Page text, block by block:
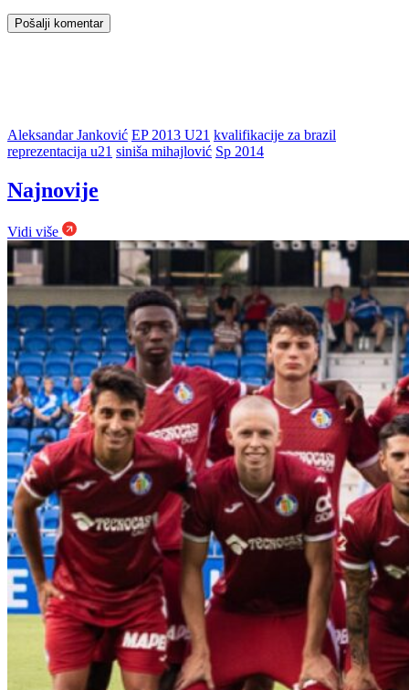
Aleksandar Janković EP 2013 U21 kvalifikacije za brazil
reprezentacija u21 siniša mihajlović Sp 2014
Najnovije
Vidi više